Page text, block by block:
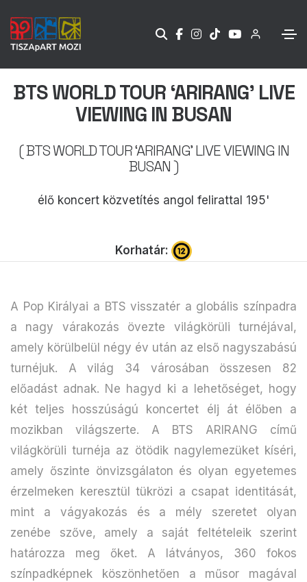
BTS WORLD TOUR ‘ARIRANG’ LIVE
VIEWING IN BUSAN
( BTS WORLD TOUR ‘ARIRANG’ LIVE VIEWING IN
BUSAN )
élő koncert közvetítés angol felirattal 195'
Korhatár:
A Pop Királyai a BTS visszatér a globális színpadra
a nagy várakozás övezte világkörüli turnéjával,
amely körülbelül négy év után az első nagyszabású
turnéjuk. A világ 34 városában összesen 82
előadást adnak. Ne hagyd ki a lehetőséget, hogy
két teljes hosszúságú koncertet élj át élőben a
mozikban világszerte. A BTS ARIRANG című
világkörüli turnéja az ötödik nagylemezüket kíséri,
amely őszinte önvizsgálaton és olyan egyetemes
érzelmeken keresztül tükrözi a csapat identitását,
mint a vágyakozás és a mély szeretet olyan
zenébe szőve, amely a saját feltételeik szerint
határozza meg őket. A látványos, 360 fokos
színpadképnek köszönhetően a műsor magával